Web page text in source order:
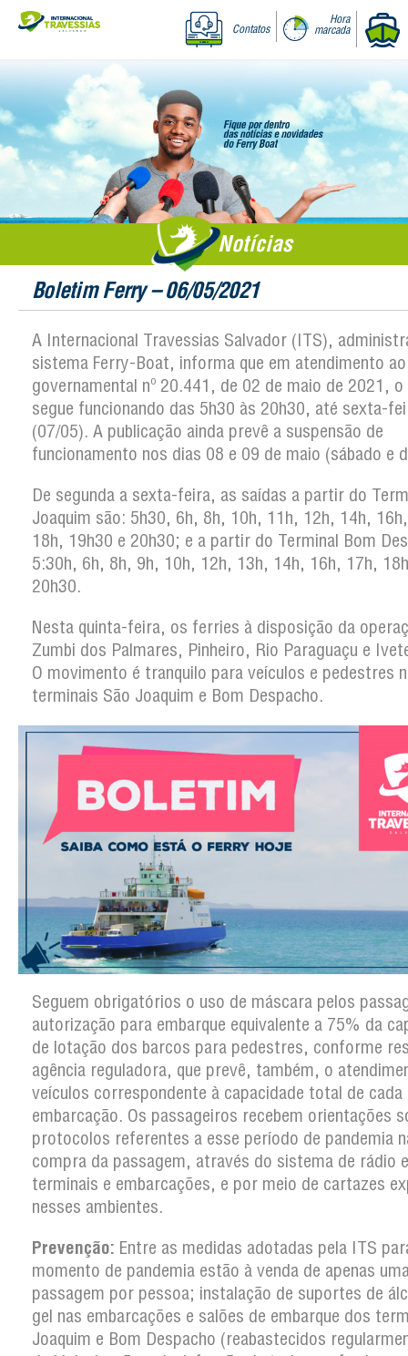
Contatos
Hora
marcada
Notícias
Boletim Ferry – 06/05/2021
A Internacional Travessias Salvador (ITS),
sistema Ferry-Boat, informa que em atendimento
governamental nº 20.441, de 02 de maio de 2021,
segue funcionando das 5h30 às 20h30, até sexta-
(07/05). A publicação ainda prevê a suspensão de
funcionamento nos dias 08 e 09 de maio (sábado e
De segunda a sexta-feira, as saídas a partir do
Joaquim são: 5h30, 6h, 8h, 10h, 11h, 12h, 14h,
18h, 19h30 e 20h30; e a partir do Terminal Bom
5:30h, 6h, 8h, 9h, 10h, 12h, 13h, 14h, 16h, 17h,
20h30.
Nesta quinta-feira, os ferries à disposição da
Zumbi dos Palmares, Pinheiro, Rio Paraguaçu e
O movimento é tranquilo para veículos e pedestres
terminais São Joaquim e Bom Despacho.
Seguem obrigatórios o uso de máscara pelos
autorização para embarque equivalente a 75% da
de lotação dos barcos para pedestres, conforme
agência reguladora, que prevê, também, o
veículos correspondente à capacidade total de cada
embarcação. Os passageiros recebem orientações
protocolos referentes a esse período de pandemia
compra da passagem, através do sistema de rádio
terminais e embarcações, e por meio de cartazes
nesses ambientes.
Prevenção: Entre as medidas adotadas pela ITS
momento de pandemia estão à venda de apenas
passagem por pessoa; instalação de suportes de
gel nas embarcações e salões de embarque dos
Joaquim e Bom Despacho (reabastecidos